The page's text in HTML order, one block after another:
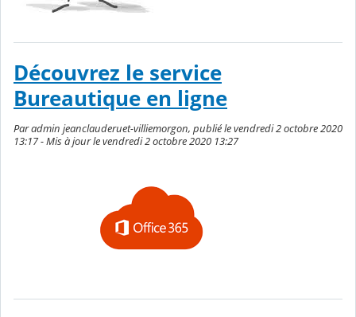
Découvrez le service
Bureautique en ligne
Par admin jeanclauderuet-villiemorgon, publié le vendredi 2 octobre 2020
13:17 - Mis à jour le vendredi 2 octobre 2020 13:27